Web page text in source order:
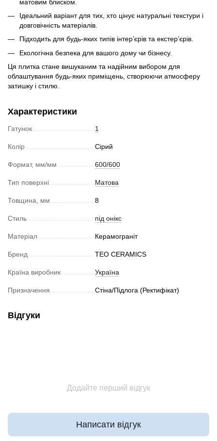
матовим блиском.
Ідеальний варіант для тих, хто цінує натуральні текстури і
довговічність матеріалів.
Підходить для будь-яких типів інтер’єрів та екстер’єрів.
Екологічна безпека для вашого дому чи бізнесу.
Ця плитка стане вишуканим та надійним вибором для
облаштування будь-яких приміщень, створюючи атмосферу
затишку і стилю.
Характеристики
Гатунок 1
Колір Сірий
Формат, мм/мм 600/600
Тип поверхні Матова
Товщина, мм 8
Стиль під онікс
Матеріал Керамограніт
Бренд TEO CERAMICS
Країна виробник Україна
Призначення Стіна/Підлога (Ректифікат)
Відгуки
Додайте перший відгук
Написати відгук